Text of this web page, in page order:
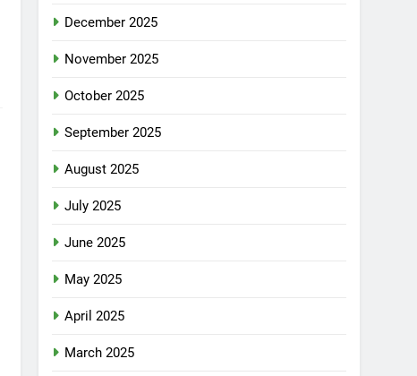
December 2025
November 2025
October 2025
September 2025
August 2025
July 2025
June 2025
May 2025
April 2025
March 2025